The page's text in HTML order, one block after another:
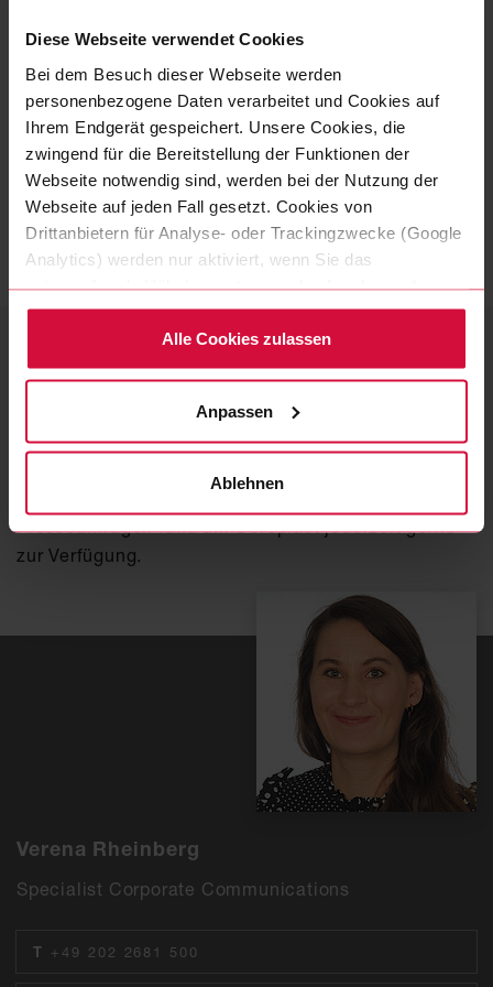
Diese Webseite verwendet Cookies
Bei dem Besuch dieser Webseite werden
personenbezogene Daten verarbeitet und Cookies auf
Ihrem Endgerät gespeichert. Unsere Cookies, die
zwingend für die Bereitstellung der Funktionen der
Webseite notwendig sind, werden bei der Nutzung der
Webseite auf jeden Fall gesetzt. Cookies von
Drittanbietern für Analyse- oder Trackingzwecke (Google
Analytics) werden nur aktiviert, wenn Sie das
entsprechende Häkchen setzen und auf „zulassen“
klicken. Mehr dazu (einschließlich der Möglichkeit, die
Einwilligungserklärung zu widerrufen) erfahren Sie in
unserer Datenschutzerklärung.
Alle Cookies zulassen
Anpassen
Ablehnen
Um die Mitarbeiterzufriedenheit zu erhöhen, arbeitet
WeWire intensiv daran eine positive
Unternehmenskultur und ein Umfeld zu schaffen, in
dem sich alle Mitarbeiter geschätzt und wohlfühlen,
sei es durch spezielle Schulungsmaßnahmen, durch
gemeinsames Feiern oder besonderen
Wertschätzungsmaßnahmen für besondere
Leistungen.
IHR ANSPRECHPARTNER
Pressekontakt
Sie haben Fragen zum Unternehmen, benötigen
Presseanfragen rund um Coroplast jederzeit gerne
zur Verfügung.
Verena Rheinberg
Specialist Corporate Communications
T +49 202 2681 500